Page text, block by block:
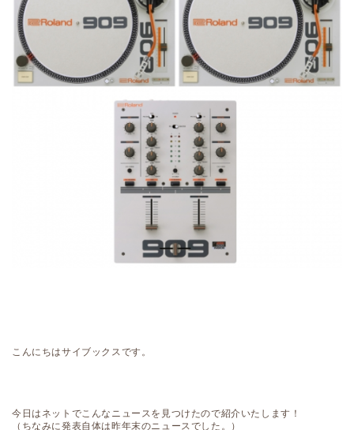
こんにちはサイブックスです。
今日はネットでこんなニュースを見つけたので紹介いたします！
（ちなみに発表自体は昨年末のニュースでした。）